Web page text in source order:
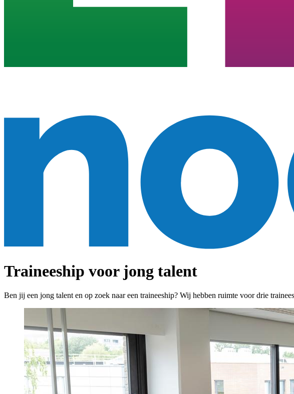
Traineeship voor jong talent
Ben jij een jong talent en op zoek naar een traineeship? Wij hebben ruimte voor drie